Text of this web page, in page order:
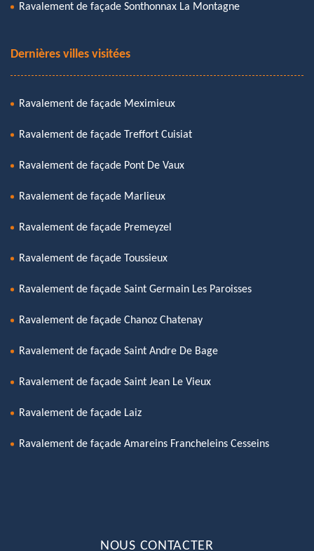
Ravalement de façade Sonthonnax La Montagne
Dernières villes visitées
Ravalement de façade Meximieux
Ravalement de façade Treffort Cuisiat
Ravalement de façade Pont De Vaux
Ravalement de façade Marlieux
Ravalement de façade Premeyzel
Ravalement de façade Toussieux
Ravalement de façade Saint Germain Les Paroisses
Ravalement de façade Chanoz Chatenay
Ravalement de façade Saint Andre De Bage
Ravalement de façade Saint Jean Le Vieux
Ravalement de façade Laiz
Ravalement de façade Amareins Francheleins Cesseins
NOUS CONTACTER